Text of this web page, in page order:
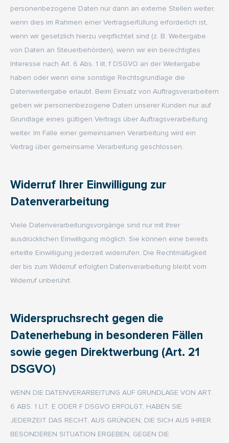
personenbezogene Daten nur dann an externe Stellen weiter,
wenn dies im Rahmen einer Vertragserfüllung erforderlich ist,
wenn wir gesetzlich hierzu verpflichtet sind (z. B. Weitergabe
von Daten an Steuerbehörden), wenn wir ein berechtigtes
Interesse nach Art. 6 Abs. 1 lit. f DSGVO an der Weitergabe
haben oder wenn eine sonstige Rechtsgrundlage die
Datenweitergabe erlaubt. Beim Einsatz von Auftragsverarbeitern
geben wir personenbezogene Daten unserer Kunden nur auf
Grundlage eines gültigen Vertrags über Auftragsverarbeitung
weiter. Im Falle einer gemeinsamen Verarbeitung wird ein
Vertrag über gemeinsame Verarbeitung geschlossen.
Widerruf Ihrer Einwilligung zur
Datenverarbeitung
Viele Datenverarbeitungsvorgänge sind nur mit Ihrer
ausdrücklichen Einwilligung möglich. Sie können eine bereits
erteilte Einwilligung jederzeit widerrufen. Die Rechtmäßigkeit
der bis zum Widerruf erfolgten Datenverarbeitung bleibt vom
Widerruf unberührt.
Widerspruchsrecht gegen die
Datenerhebung in besonderen Fällen
sowie gegen Direktwerbung (Art. 21
DSGVO)
WENN DIE DATENVERARBEITUNG AUF GRUNDLAGE VON ART.
6 ABS. 1 LIT. E ODER F DSGVO ERFOLGT, HABEN SIE
JEDERZEIT DAS RECHT, AUS GRÜNDEN, DIE SICH AUS IHRER
BESONDEREN SITUATION ERGEBEN, GEGEN DIE